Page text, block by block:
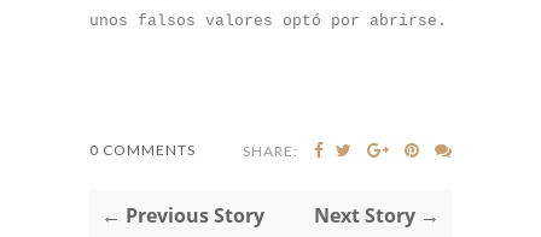
unos falsos valores optó por abrirse.
0 COMMENTS SHARE:
← Previous Story Next Story →